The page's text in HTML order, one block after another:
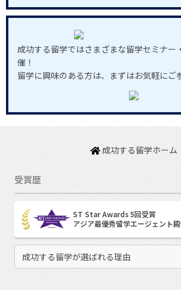
成功する留学ではさまざまな留学セミナー
催！
留学に興味のある方は、まずはお気軽にご
成功する留学ホーム
受賞歴
ST Star Awards 5回受賞
アジア最優秀留学エージェント
成功する留学が選ばれる理由